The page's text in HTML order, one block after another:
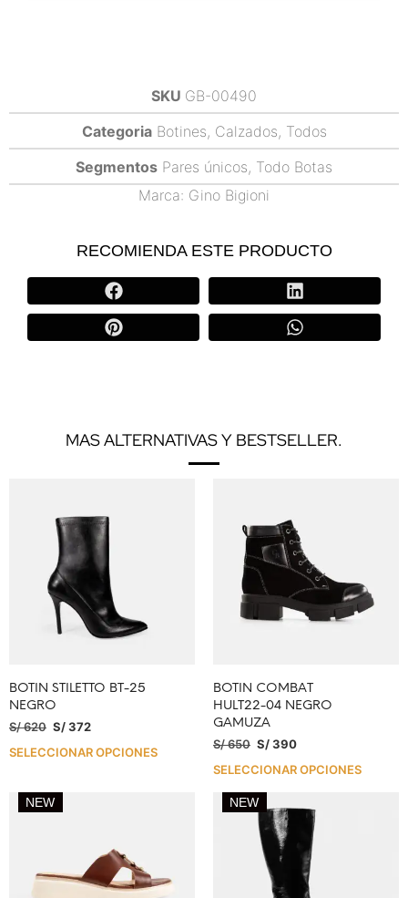
SKU GB-00490
Categoria Botines, Calzados, Todos
Segmentos Pares únicos, Todo Botas
Marca: Gino Bigioni
RECOMIENDA ESTE PRODUCTO
MAS ALTERNATIVAS Y BESTSELLER.
BOTIN STILETTO BT-25
NEGRO
S/620 S/372
SELECCIONAR OPCIONES
BOTIN COMBAT
HULT22-04 NEGRO
GAMUZA
S/650 S/390
SELECCIONAR OPCIONES
NEW NEW